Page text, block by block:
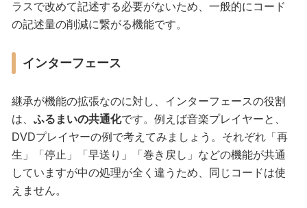
ラスで改めて記述する必要がないため、一般的にコード
の記述量の削減に繋がる機能です。
インターフェース
継承が機能の拡張なのに対し、インターフェースの役割
は、 ふるまいの共通化です。例えば音楽プレイヤーと、
DVDプレイヤーの例で考えてみましょう。それぞれ「再
生」「停止」「早送り」「巻き戻し」などの機能が共通
していますが中の処理が全く違うため、同じコードは使
えません。